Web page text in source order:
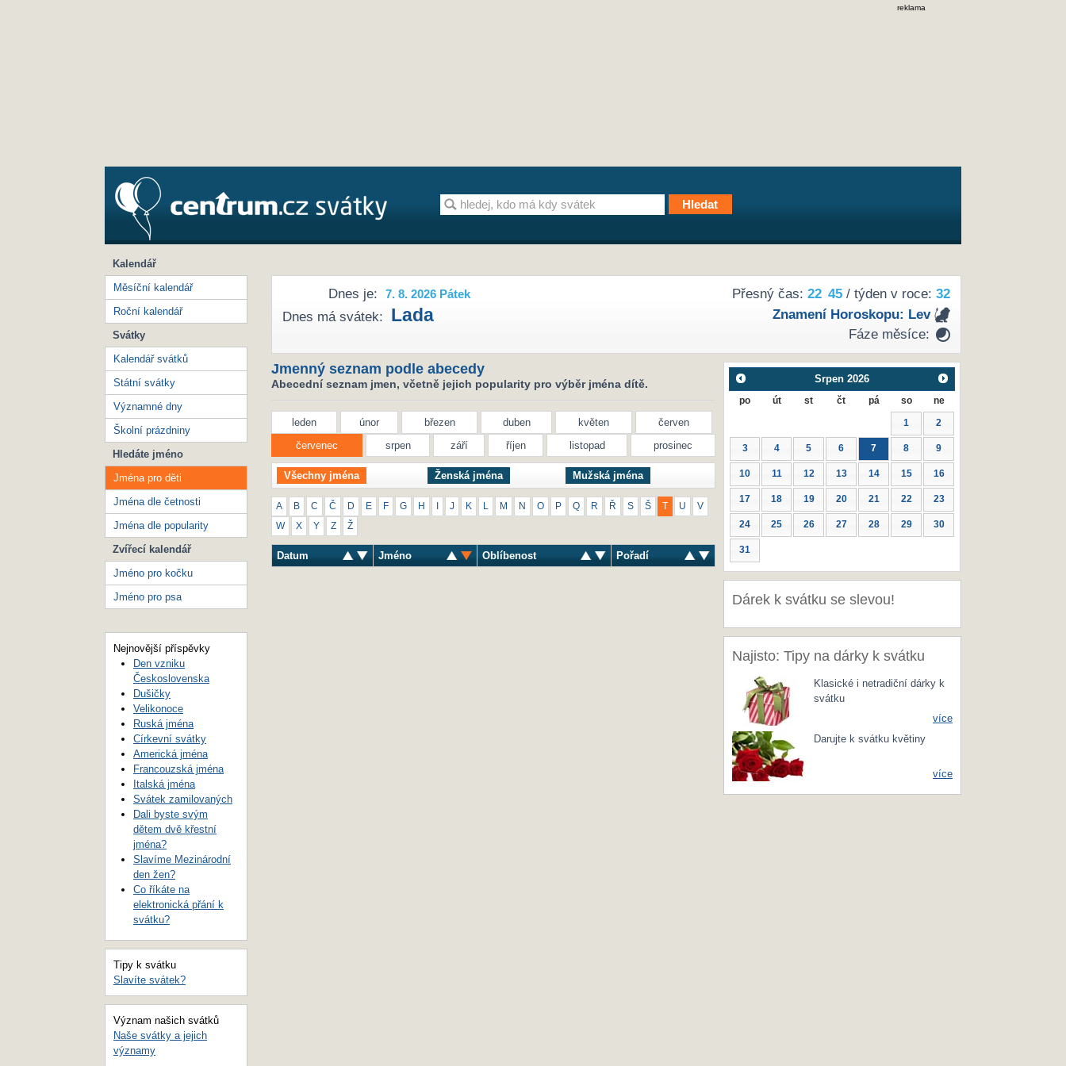
reklama
Přesný čas: 22 45/ týden v roce: 32
Znamení Horoskopu: Lev
Fáze měsíce:
Dnes je: 7. 8. 2026 Pátek
Dnes má svátek: Lada
Jmenný seznam podle abecedy
Abecední seznam jmen, včetně jejich popularity pro výběr jména dítě.
leden únor březen duben květen
červen
červenec
srpen září říjen listopad prosinec
Všechny jména Ženská jména Mužská jména
A B C Č D E F G H J K M N O P Q R Ř S Š U V
W X Y Z Ž
Datum Jméno Oblíbenost Pořadí
Srpen 2026
po út st čt pá so ne
1 2
3 4 5 6 7 8 9
10 11 12 13 14 15 16
17 18 19 20 21 22 23
24 25 26 27 28 29 30
31
Dárek k svátku se slevou!
Najisto: Tipy na dárky k svátku
Klasické i netradiční dárky k
svátku
více
Darujte k svátku květiny
více
Kalendář
Měsíční kalendář
Roční kalendář
Svátky
Kalendář svátků
Státní svátky
Významné dny
Školní prázdniny
Hledáte jméno
Jména pro děti
Jména dle četnosti
Jména dle popularity
Zvířecí kalendář
Jméno pro kočku
Jméno pro psa
Nejnovější příspěvky
Den vzniku
Československa
Dušičky
Velikonoce
Ruská jména
Církevní svátky
Americká jména
Francouzská jména
Italská jména
Svátek zamilovaných
Dali byste svým
dětem dvě křestní
jména?
Slavíme Mezinárodní
den žen?
Co říkáte na
elektronická přání k
svátku?
Tipy k svátku
Slavíte svátek?
Význam našich svátků
Naše svátky a jejich
významy